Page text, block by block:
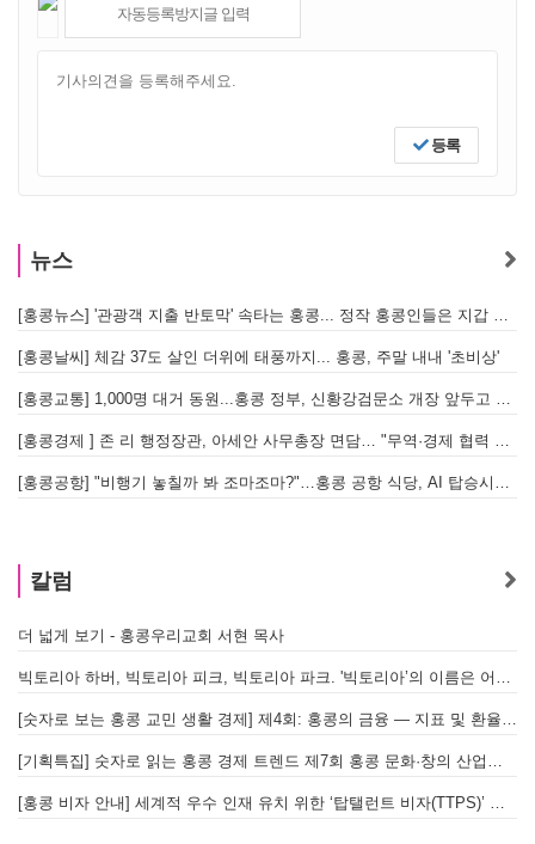
등록
뉴스
[홍콩날씨] 체감 37도 살인 더위에 태풍까지... 홍콩, 주말 내내 '초비상'
칼럼
더 넓게 보기 - 홍콩우리교회 서현 목사